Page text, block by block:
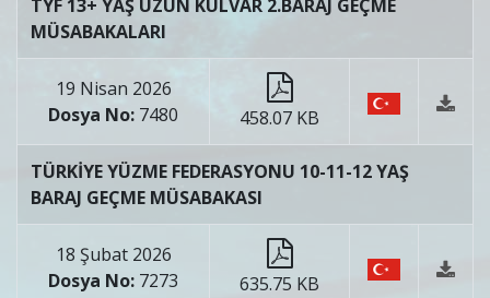
TYF 13+ YAŞ UZUN KULVAR 2.BARAJ GEÇME
MÜSABAKALARI
19 Nisan 2026
Dosya No: 7480 458.07 KB
TÜRKİYE YÜZME FEDERASYONU 10-11-12 YAŞ
BARAJ GEÇME MÜSABAKASI
18 Şubat 2026
Dosya No: 7273 635.75 KB